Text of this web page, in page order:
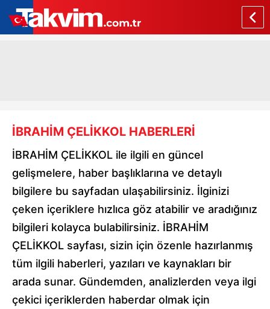
İBRAHİM ÇELİKKOL HABERLERİ
İBRAHİM ÇELİKKOL ile ilgili en güncel
gelişmelere, haber başlıklarına ve detaylı
bilgilere bu sayfadan ulaşabilirsiniz. İlginizi
çeken içeriklere hızlıca göz atabilir ve aradığınız
bilgileri kolayca bulabilirsiniz. İBRAHİM
ÇELİKKOL sayfası, sizin için özenle hazırlanmış
tüm ilgili haberleri, yazıları ve kaynakları bir
arada sunar. Gündemden, analizlerden veya ilgi
çekici içeriklerden haberdar olmak için